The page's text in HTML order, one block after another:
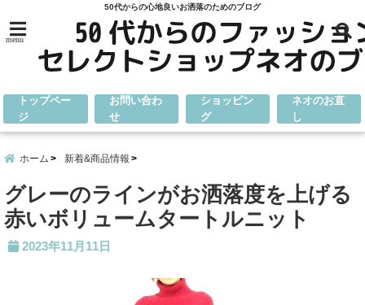
50代からの心地良いお洒落のためのブログ
menu
トップペー
ジ
お問い合わ
せ
ショッピン
グ
ネオのお直
し
ホーム 新着&商品情報
グレーのラインがお洒落度を上げる
赤いボリュームタートルニット
2023年11月11日